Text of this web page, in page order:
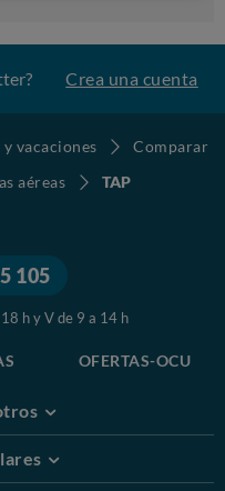
Crea una cuenta
vacaciones
Comparar
aéreas
TAP
105
h y V de 9 a 14 h
OFERTAS-OCU